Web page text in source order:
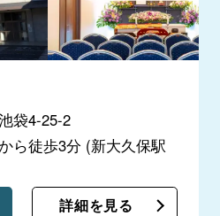
袋4-25-2
ら徒歩3分 (新大久保駅
詳細を見る